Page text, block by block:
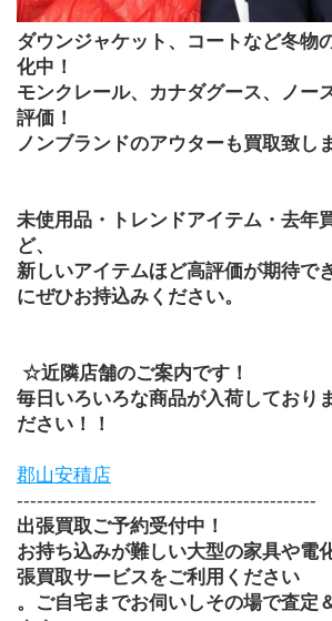
ダウンジャケット、コートなど冬物
化中！
モンクレール、カナダグース、ノー
評価！
ノンブランドのアウターも買取致し
未使用品・トレンドアイテム・去年
ど、
新しいアイテムほど高評価が期待で
にぜひお持込みください。
☆近隣店舗のご案内です！
毎日いろいろな商品が入荷しており
ださい！！
郡山安積店
---------------------------------------------
出張買取ご予約受付中！
お持ち込みが難しい大型の家具や電
張買取サービスをご利用ください
。ご自宅までお伺いしその場で査定